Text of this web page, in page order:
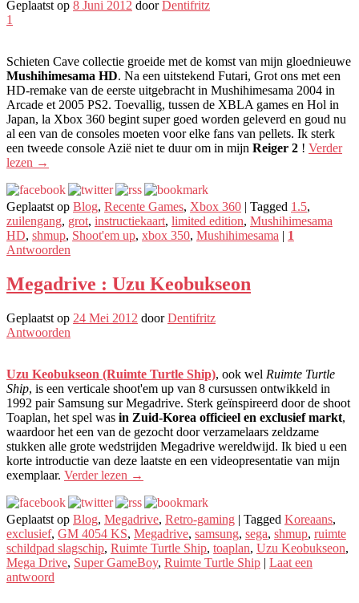
Geplaatst op 8 Juni 2012 doorDentifritz
1
Schieten Cave collectie groeide met de komst van mijn gloednieuwe
Mushihimesama HD. Na een uitstekend Futari, Grot ons met een
HD-remake van de eerste uitgebracht in Mushihimesama 2004 in
Arcade et 2005 PS2. Toevallig, tussen de XBLA games en Hol in
Japan, la Xbox 360 begint super goed worden geleverd en goud nu
al een van de consoles moeten voor elke fans van pellets. Ik sterk
een tweede console Azië niet te duur om in mijn Reiger 2 ! Verder
lezen →
Geplaatst op Blog, Recente Games, Xbox 360 | Tagged 1.5,
zuilengang, grot, instructiekaart, limited edition, Mushihimesama
HD, shmup, Shoot'em up, xbox 350, Mushihimesama | 1
Antwoorden
Megadrive : Uzu Keobukseon
Geplaatst op 24 Mei 2012 doorDentifritz
Antwoorden
Uzu Keobukseon (Ruimte Turtle Ship), ook wel Ruimte Turtle
Ship, is een verticale shoot'em up van 8 cursussen ontwikkeld in
1992 pair Samsung sur Megadrive. Sterk geïnspireerd door de shoot
Toaplan, het spel was in Zuid-Korea officieel en exclusief markt,
waardoor het een van de gezocht door verzamelaars zeldzame
stukken alle grote wedstrijden Megadrive wereldwijd. Ik bied u een
korte introductie van deze laatste en een videopresentatie van mijn
exemplaar. Verder lezen →
Geplaatst op Blog, Megadrive, Retro-gaming | Tagged Koreaans,
exclusief, GM 4054 KS, Megadrive, samsung, sega, shmup, ruimte
schildpad slagschip, Ruimte Turtle Ship, toaplan, Uzu Keobukseon,
Mega Drive, Super GameBoy, Ruimte Turtle Ship | Laat een
antwoord